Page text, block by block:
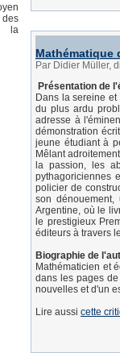
des
la
Mathématique
Par Didier Müller,
Présentation de
Dans la sereine
du plus ardu
adresse à
démonstration
jeune étudiant à
Mêlant
la passion, les
pythagoriciennes
policier de
son dénouement,
Argentine, où le
le prestigieux
éditeurs à travers
Biographie de
Mathématicien et
dans les pages
nouvelles et d'un
Lire aussi cette